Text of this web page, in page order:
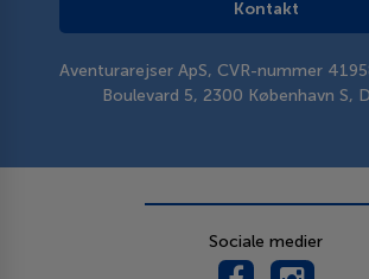
Kontakt
Aventurarejser ApS, CVR-nummer
Boulevard 5, 2300 København S,
Sociale medier